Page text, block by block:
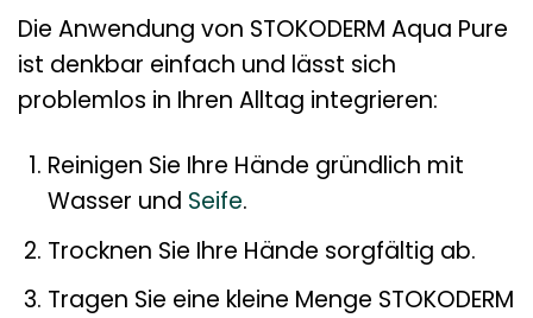
Die Anwendung von STOKODERM Aqua Pure
ist denkbar einfach und lässt sich
problemlos in Ihren Alltag integrieren:
Reinigen Sie Ihre Hände gründlich mit
Wasser und Seife.
Trocknen Sie Ihre Hände sorgfältig ab.
Tragen Sie eine kleine Menge STOKODERM